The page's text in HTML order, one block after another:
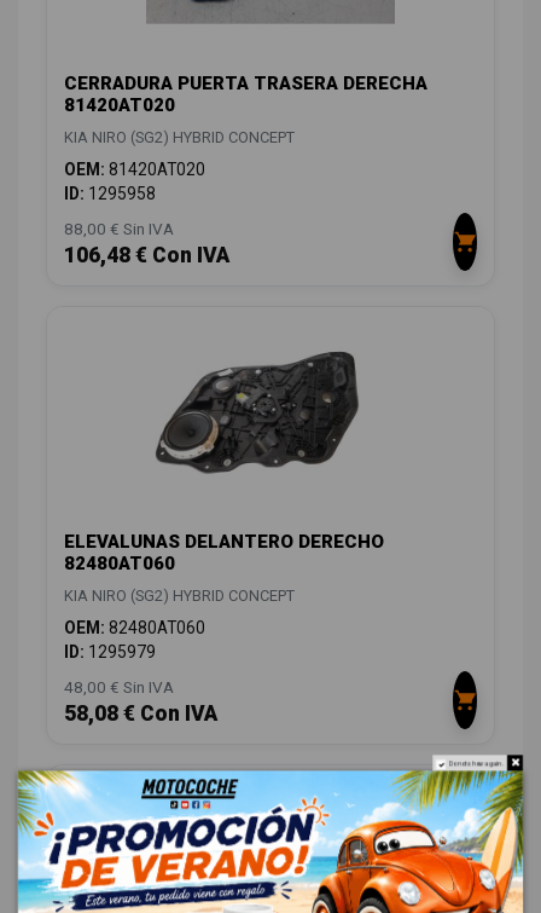
CERRADURA PUERTA TRASERA DERECHA
81420AT020
KIA NIRO (SG2) HYBRID CONCEPT
OEM: 81420AT020
ID: 1295958
88,00 € Sin IVA
106,48 € Con IVA
ELEVALUNAS DELANTERO DERECHO
82480AT060
KIA NIRO (SG2) HYBRID CONCEPT
OEM: 82480AT060
ID: 1295979
48,00 € Sin IVA
58,08 € Con IVA
Do not show again.